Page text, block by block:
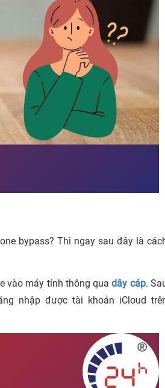
bypass? Thì ngay sau đây là
vào máy tính thông quadây cáp.
nhập được tài khoản iCloud